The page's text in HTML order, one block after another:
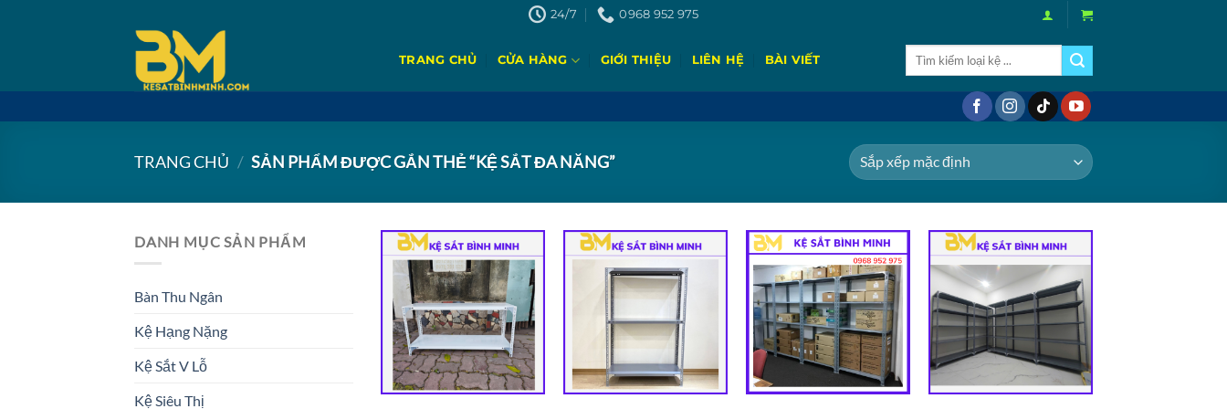
24/7 0968 952 975
TRANG CHỦ CỬA HÀNG GIỚI THIỆU LIÊN HỆ BÀI VIẾT
Tìm
TRANG CHỦ / SẢN PHẨM ĐƯỢC GẮN THẺ “KỆ SẮT ĐA NĂNG”
DANH MỤC SẢN PHẨM
Bàn Thu Ngân
Kệ Hạng Nặng
Kệ Sắt V Lỗ
Kệ Siêu Thị
Add to
wishlist
Add to
wishlist
Add to
wishlist
Add to
wishlist